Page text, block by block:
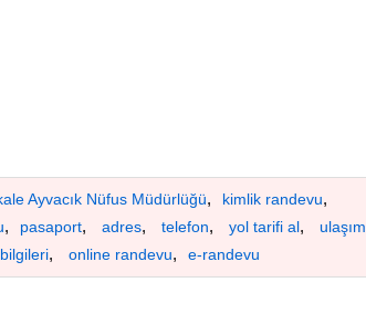
Ayvacık Nüfus Müdürlüğü, kimlik randevu,
, pasaport, adres, telefon, yol tarifi al, ulaşım
, online randevu, e-randevu